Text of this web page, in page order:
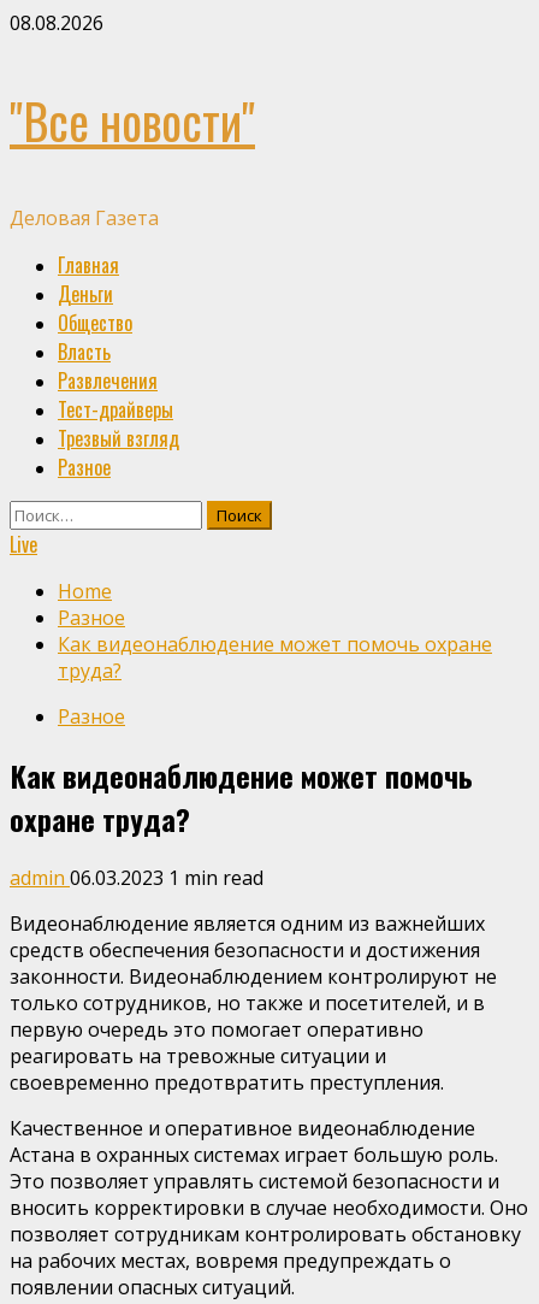
Skip
08.08.2026
"Все новости"
Деловая Газета
Primary
Menu
Главная
Деньги
Общество
Власть
Развлечения
Тест-драйверы
Трезвый взгляд
Разное
Найти:
Live
Home
Разное
Как видеонаблюдение может помочь охране
труда?
Разное
Как видеонаблюдение может помочь
охране труда?
admin 06.03.2023 1 min read
Видеонаблюдение является одним из важнейших
средств обеспечения безопасности и достижения
законности. Видеонаблюдением контролируют не
только сотрудников, но также и посетителей, и в
первую очередь это помогает оперативно
реагировать на тревожные ситуации и
своевременно предотвратить преступления.
Качественное и оперативное видеонаблюдение
Астана в охранных системах играет большую роль.
Это позволяет управлять системой безопасности и
вносить корректировки в случае необходимости. Оно
позволяет сотрудникам контролировать обстановку
на рабочих местах, вовремя предупреждать о
появлении опасных ситуаций.